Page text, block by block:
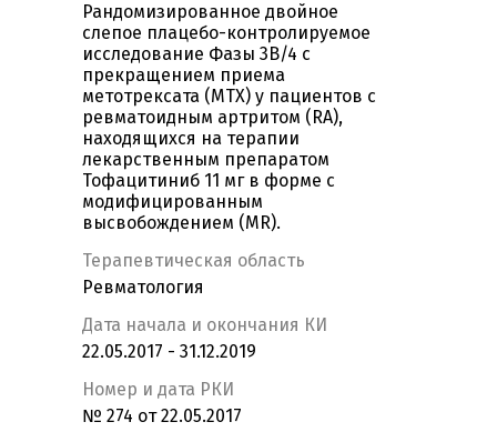
Рандомизированное двойное
слепое плацебо-контролируемое
исследование Фазы 3B/4 с
прекращением приема
метотрексата (МТХ) у пациентов с
ревматоидным артритом (RA),
находящихся на терапии
лекарственным препаратом
Тофацитиниб 11 мг в форме с
модифицированным
высвобождением (MR).
Терапевтическая область
Ревматология
Дата начала и окончания КИ
22.05.2017 - 31.12.2019
Номер и дата РКИ
№ 274 от 22.05.2017